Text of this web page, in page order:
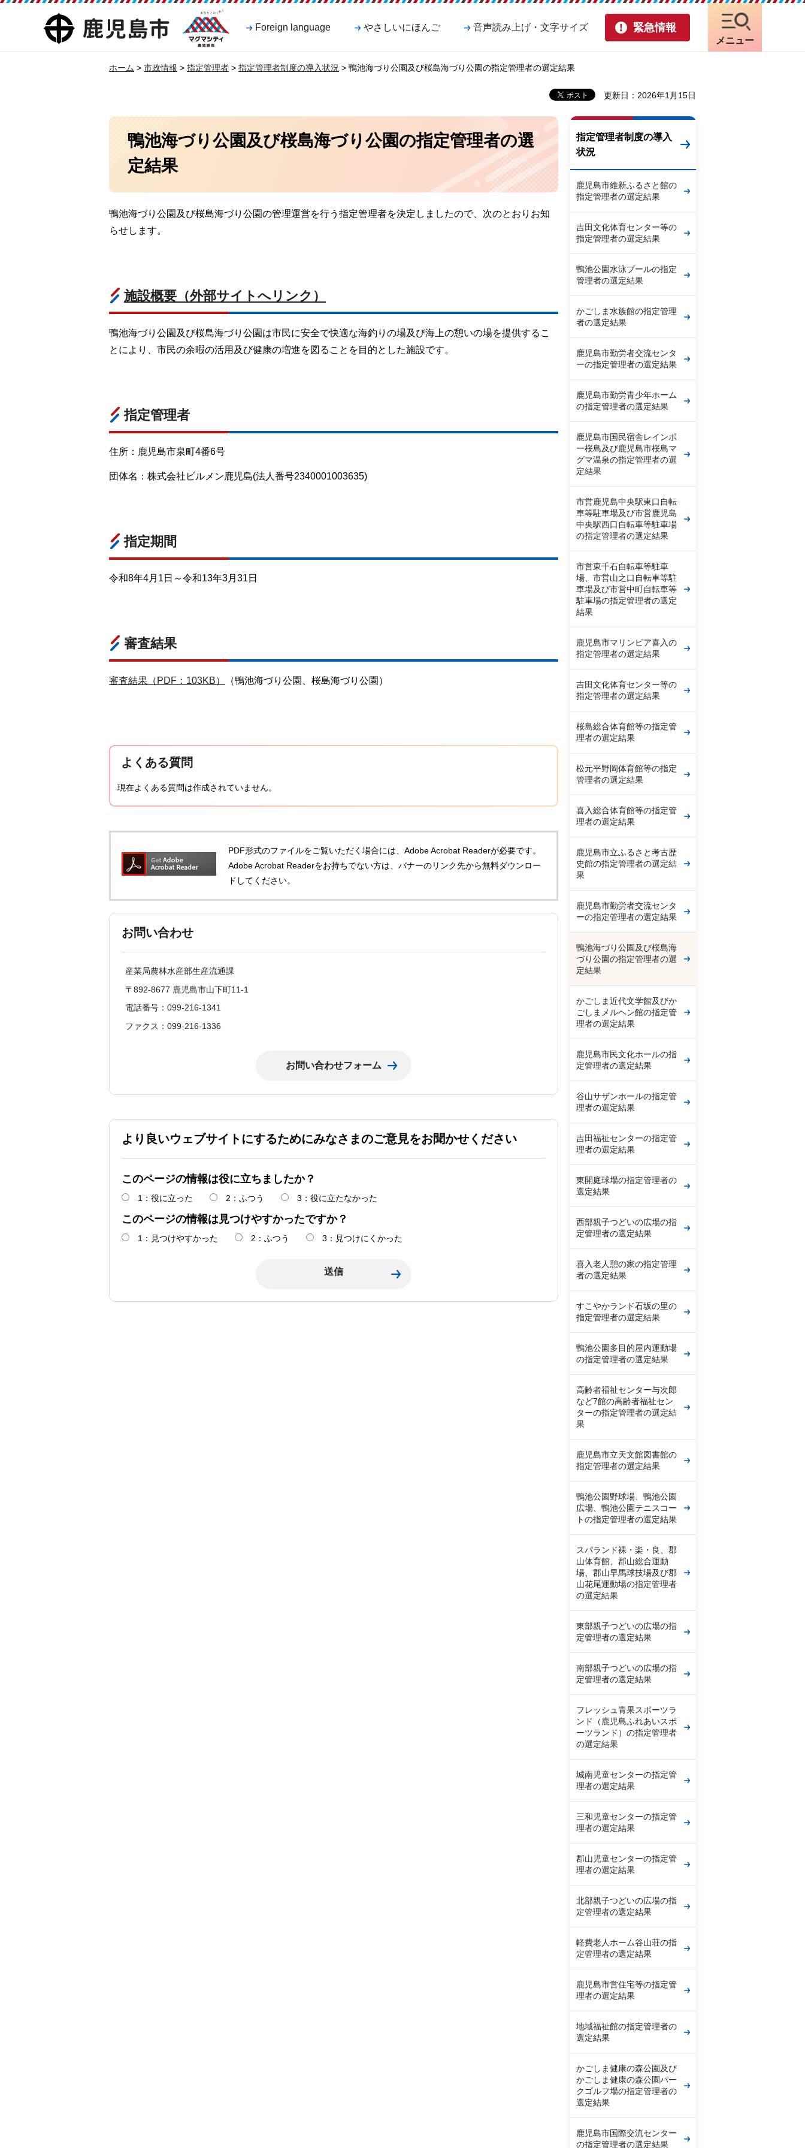
鹿児島市
マグマシティ
鹿児島市
Foreign language やさしいにほんご 音声読み上げ・文字サイズ 緊急情報
メニュー
ホーム > 市政情報 > 指定管理者 > 指定管理者制度の導入状況 > 鴨池海づり公園及び桜島海づり公園の指定管理者の選定結果
更新日：2026年1月15日
鴨池海づり公園及び桜島海づり公園の指定管理者の選
定結果
鴨池海づり公園及び桜島海づり公園の管理運営を行う指定管理者を決定しましたので、次のとおりお知
らせします。
施設概要（外部サイトへリンク）
鴨池海づり公園及び桜島海づり公園は市民に安全で快適な海釣りの場及び海上の憩いの場を提供するこ
とにより、市民の余暇の活用及び健康の増進を図ることを目的とした施設です。
指定管理者
住所：鹿児島市泉町4番6号
団体名：株式会社ビルメン鹿児島(法人番号2340001003635)
指定期間
令和8年4月1日～令和13年3月31日
審査結果
審査結果（PDF：103KB） （鴨池海づり公園、桜島海づり公園）
よくある質問
現在よくある質問は作成されていません。
PDF形式のファイルをご覧いただく場合には、Adobe Acrobat Readerが必要です。
Adobe Acrobat Readerをお持ちでない方は、バナーのリンク先から無料ダウンロー
ドしてください。
お問い合わせ
産業局農林水産部生産流通課
〒892-8677 鹿児島市山下町11-1
電話番号：099-216-1341
ファクス：099-216-1336
より良いウェブサイトにするためにみなさまのご意見をお聞かせください
このページの情報は役に立ちましたか？
1：役に立った 2：ふつう 3：役に立たなかった
このページの情報は見つけやすかったですか？
1：見つけやすかった 2：ふつう 3：見つけにくかった
指定管理者制度の導入
状況
鹿児島市維新ふるさと館の
指定管理者の選定結果
吉田文化体育センター等の
指定管理者の選定結果
鴨池公園水泳プールの指定
管理者の選定結果
かごしま水族館の指定管理
者の選定結果
鹿児島市勤労者交流センタ
ーの指定管理者の選定結果
鹿児島市勤労青少年ホーム
の指定管理者の選定結果
鹿児島市国民宿舎レインボ
ー桜島及び鹿児島市桜島マ
グマ温泉の指定管理者の選
定結果
市営鹿児島中央駅東口自転
車等駐車場及び市営鹿児島
中央駅西口自転車等駐車場
の指定管理者の選定結果
市営東千石自転車等駐車
場、市営山之口自転車等駐
車場及び市営中町自転車等
駐車場の指定管理者の選定
結果
鹿児島市マリンピア喜入の
指定管理者の選定結果
吉田文化体育センター等の
指定管理者の選定結果
桜島総合体育館等の指定管
理者の選定結果
松元平野岡体育館等の指定
管理者の選定結果
喜入総合体育館等の指定管
理者の選定結果
鹿児島市立ふるさと考古歴
史館の指定管理者の選定結
果
鹿児島市勤労者交流センタ
ーの指定管理者の選定結果
鴨池海づり公園及び桜島海
づり公園の指定管理者の選
定結果
かごしま近代文学館及びか
ごしまメルヘン館の指定管
理者の選定結果
鹿児島市民文化ホールの指
定管理者の選定結果
谷山サザンホールの指定管
理者の選定結果
吉田福祉センターの指定管
理者の選定結果
東開庭球場の指定管理者の
選定結果
西部親子つどいの広場の指
定管理者の選定結果
喜入老人憩の家の指定管理
者の選定結果
すこやかランド石坂の里の
指定管理者の選定結果
鴨池公園多目的屋内運動場
の指定管理者の選定結果
高齢者福祉センター与次郎
など7館の高齢者福祉セン
ターの指定管理者の選定結
果
鹿児島市立天文館図書館の
指定管理者の選定結果
鴨池公園野球場、鴨池公園
広場、鴨池公園テニスコー
トの指定管理者の選定結果
スパランド裸・楽・良、郡
山体育館、郡山総合運動
場、郡山早馬球技場及び郡
山花尾運動場の指定管理者
の選定結果
東部親子つどいの広場の指
定管理者の選定結果
南部親子つどいの広場の指
定管理者の選定結果
フレッシュ青果スポーツラ
ンド（鹿児島ふれあいスポ
ーツランド）の指定管理者
の選定結果
城南児童センターの指定管
理者の選定結果
三和児童センターの指定管
理者の選定結果
郡山児童センターの指定管
理者の選定結果
北部親子つどいの広場の指
定管理者の選定結果
軽費老人ホーム谷山荘の指
定管理者の選定結果
鹿児島市営住宅等の指定管
理者の選定結果
地域福祉館の指定管理者の
選定結果
かごしま健康の森公園及び
かごしま健康の森公園パー
クゴルフ場の指定管理者の
選定結果
鹿児島市国際交流センター
の指定管理者の選定結果